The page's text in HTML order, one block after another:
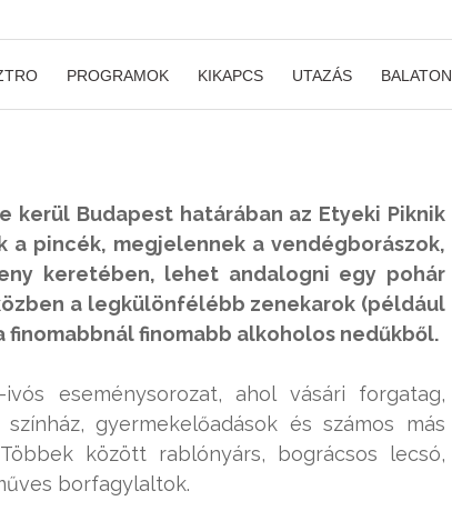
PROGRAMOK KIKAPCS UTAZÁS BALATON
kerül Budapest határában az Etyeki Piknik
pincék, megjelennek a vendégborászok,
keretében, lehet andalogni egy pohár
a legkülönfélébb zenekarok (például
finomabb alkoholos nedűkből.
eseménysorozat, ahol vásári forgatag,
gyermekelőadások és számos más
között rablónyárs, bográcsos lecsó,
borfagylaltok.